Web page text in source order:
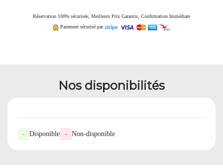
Réservation 100% sécurisée, Meilleurs Prix Garantis, Confirmation Immédiate
Paiement sécurisé par
Nos disponibilités
- Disponible - Non-disponible